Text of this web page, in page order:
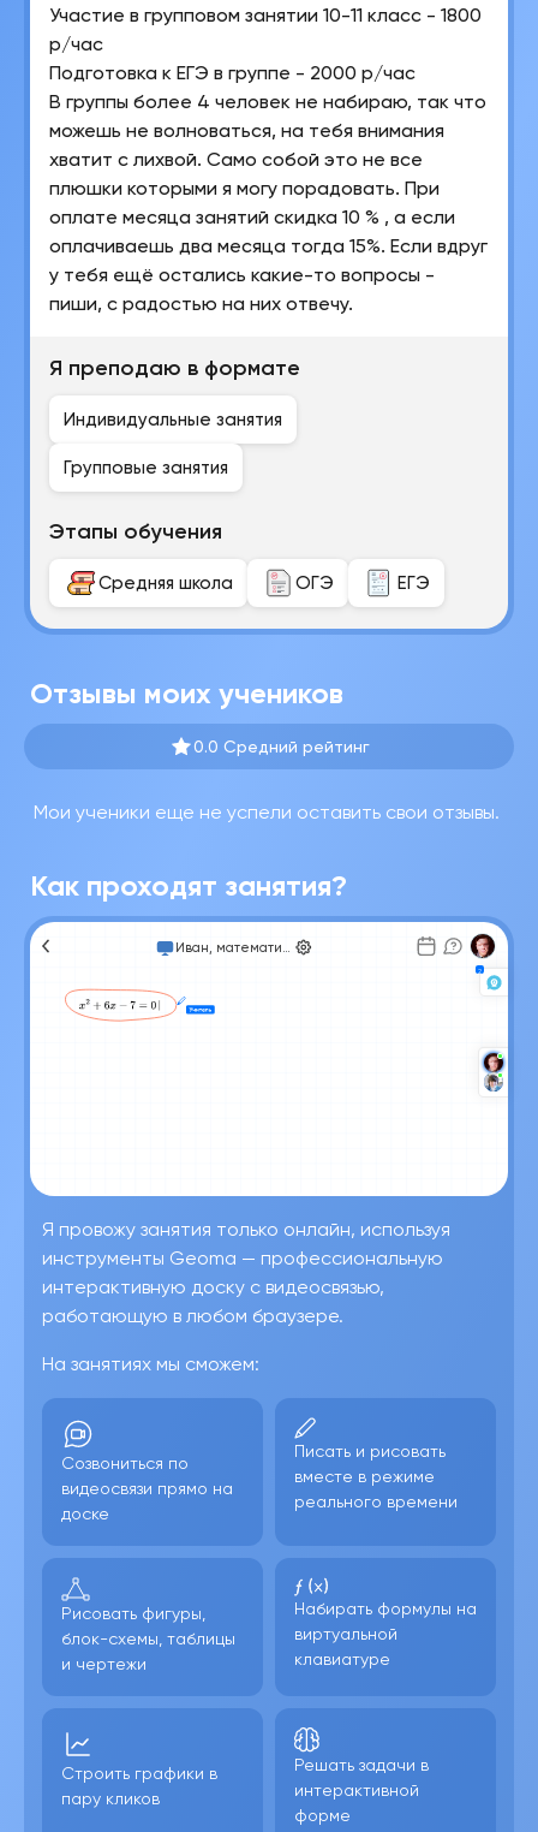
Участие в групповом занятии 10-11 класс - 1800
р/час
Подготовка к ЕГЭ в группе - 2000 р/час
В группы более 4 человек не набираю, так что
можешь не волноваться, на тебя внимания
хватит с лихвой. Само собой это не все
плюшки которыми я могу порадовать. При
оплате месяца занятий скидка 10 % , а если
оплачиваешь два месяца тогда 15%. Если вдруг
у тебя ещё остались какие-то вопросы -
пиши, с радостью на них отвечу.
Я преподаю в формате
Индивидуальные занятия
Групповые занятия
Этапы обучения
Средняя школа ОГЭ ЕГЭ
Отзывы моих учеников
0.0 Средний рейтинг
Мои ученики еще не успели оставить свои отзывы.
Как проходят занятия?
Иван, математика
Я провожу занятия только онлайн, используя
инструменты Geoma — профессиональную
интерактивную доску с видеосвязью,
работающую в любом браузере.
На занятиях мы сможем:
Созвониться по
видеосвязи прямо на
доске
Писать и рисовать
вместе в режиме
реального времени
Рисовать фигуры,
блок-схемы, таблицы
и чертежи
Набирать формулы на
виртуальной
клавиатуре
Строить графики в
пару кликов
Решать задачи в
интерактивной
форме